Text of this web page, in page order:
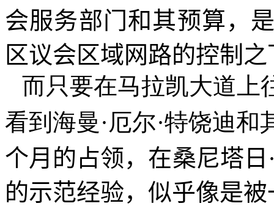
会服务部门和其预算，
区议会区域网路的控制
而只要在马拉凯大道上
看到海曼·厄尔·特饶迪
个月的占领，在桑尼塔
的示范经验，似乎像是